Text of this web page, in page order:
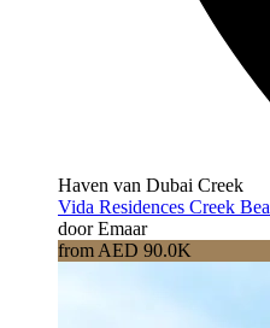
Haven van Dubai Creek
Vida Residences Creek
door Emaar
from AED 90.0K